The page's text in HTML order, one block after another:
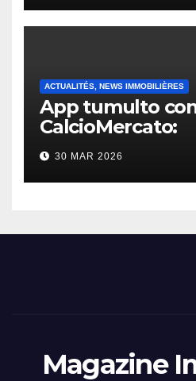
ACTUALITÉS, NEWS IMMOBILIÈRES
App tumulto
CalcioMercato:
considerazione
2026
30 MAR 2026
Magazine